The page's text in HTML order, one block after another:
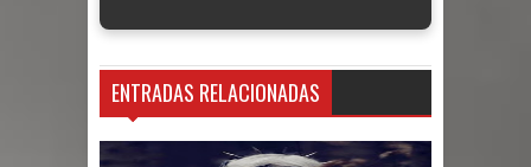
ENTRADAS RELACIONADAS